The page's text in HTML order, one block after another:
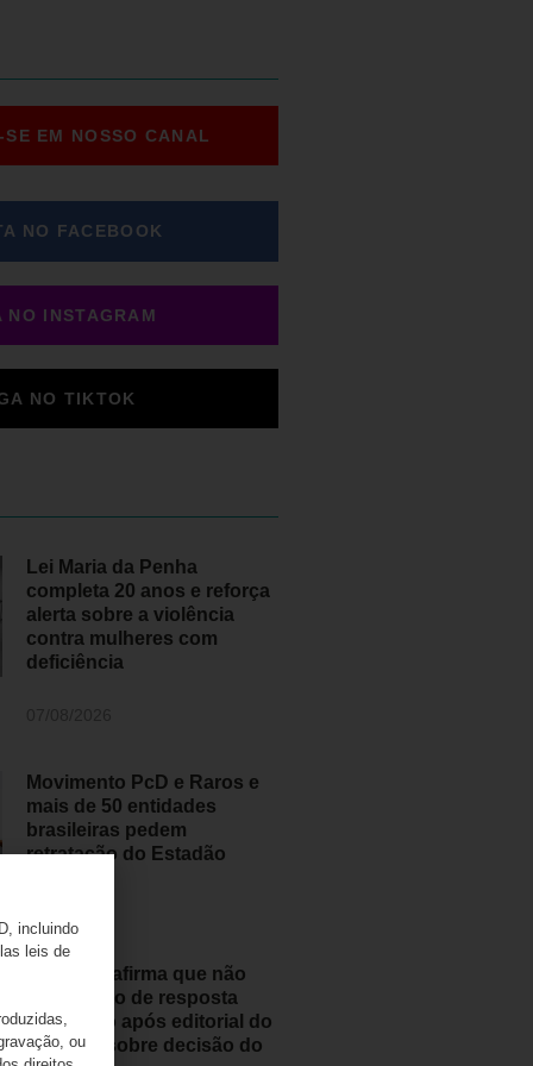
SE EM NOSSO CANAL
NO FACEBOOK
NO INSTAGRAM
NO TIKTOK
Lei Maria da Penha
completa 20 anos e reforça
alerta sobre a violência
contra mulheres com
deficiência
Movimento PcD e Raros e
mais de 50 entidades
brasileiras pedem
retratação do Estadão
ANAPcD afirma que não
teve direito de resposta
publicado após editorial do
Estadão sobre decisão do
incluindo
leis de
ou